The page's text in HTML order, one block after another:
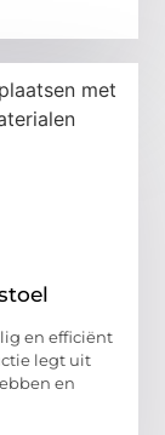
en efficiënt
legt uit
en